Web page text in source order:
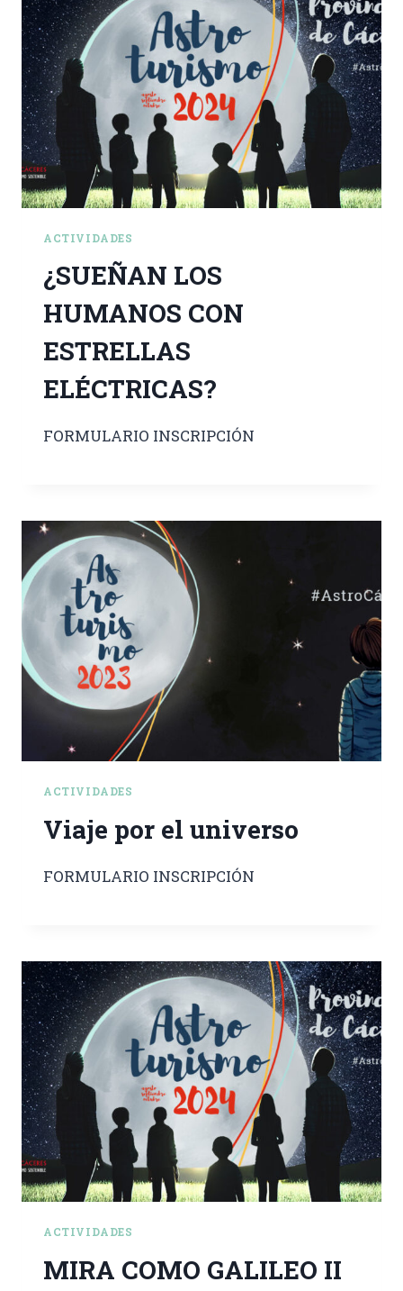
ACTIVIDADES
¿SUEÑAN LOS
HUMANOS CON
ESTRELLAS
ELÉCTRICAS?
FORMULARIO INSCRIPCIÓN
ACTIVIDADES
Viaje por el universo
FORMULARIO INSCRIPCIÓN
ACTIVIDADES
MIRA COMO GALILEO II